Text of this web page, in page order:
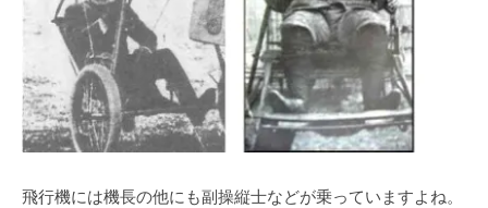
飛行機には機長の他にも副操縦士などが乗っていますよね。